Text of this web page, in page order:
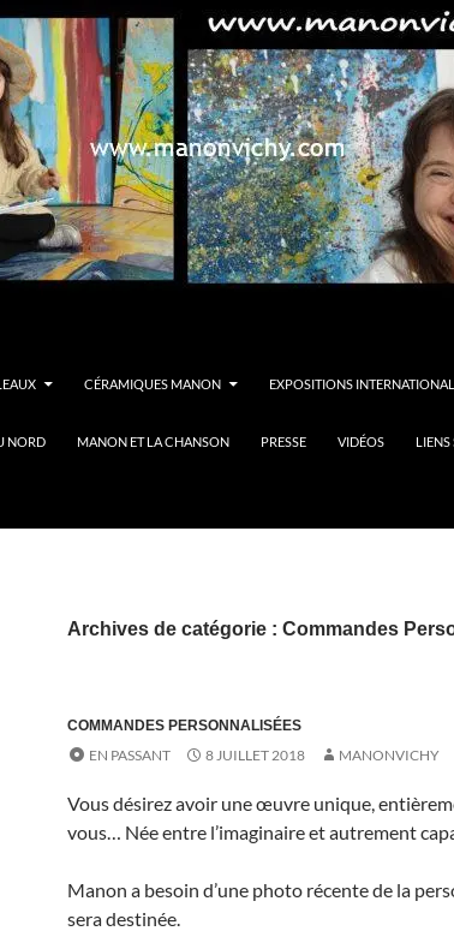
CÉRAMIQUES MANON EXPOSITIONS
NORD MANON ET LA CHANSON PRESSE VIDÉOS LIENS
Archives de catégorie : Commandes
COMMANDES PERSONNALISÉES
EN PASSANT 8 JUILLET 2018 MANONVICHY
Vous désirez avoir une œuvre unique,
vous… Née entre l’imaginaire et autrement
Manon a besoin d’une photo récente de la
sera destinée.